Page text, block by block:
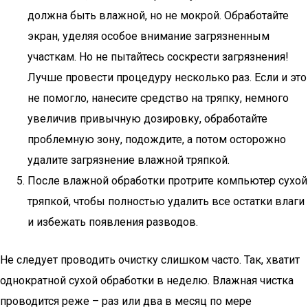
должна быть влажной, но не мокрой. Обработайте
экран, уделяя особое внимание загрязненным
участкам. Но не пытайтесь соскрести загрязнения!
Лучше провести процедуру несколько раз. Если и это
не помогло, нанесите средство на тряпку, немного
увеличив привычную дозировку, обработайте
проблемную зону, подождите, а потом осторожно
удалите загрязнение влажной тряпкой.
После влажной обработки протрите компьютер сухой
тряпкой, чтобы полностью удалить все остатки влаги
и избежать появления разводов.
Не следует проводить очистку слишком часто. Так, хватит
однократной сухой обработки в неделю. Влажная чистка
проводится реже – раз или два в месяц по мере